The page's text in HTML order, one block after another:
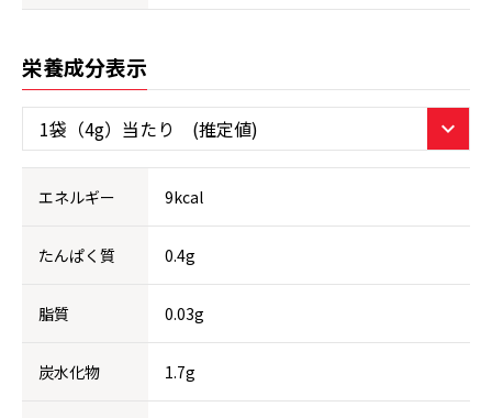
栄養成分表示
エネルギー 9kcal
たんぱく質 0.4g
脂質 0.03g
炭水化物 1.7g